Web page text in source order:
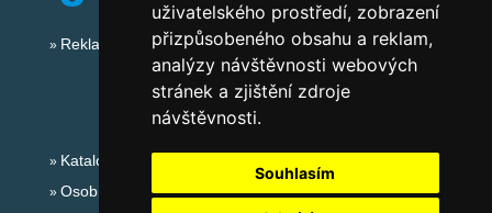
uživatelského prostředí, zobrazení
přizpůsobeného obsahu a reklam,
analýzy návštěvnosti webových
stránek a zjištění zdroje
návštěvnosti.
Souhlasím
Reklama na tomto serveru
Katalog ubytování
Osobní údaje